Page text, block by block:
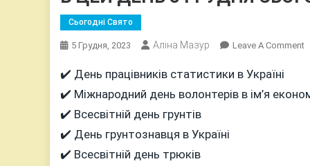
Сьогодні Свято
5 Грудня, 2023 Аліна Мазур Leave A CommentOn
✔️ День працівників статистики в Україні
✔️ Міжнародний день волонтерів в ім’я
✔️ Всесвітній день грунтів
✔️ День грунтознавця в Україні
✔️ Всесвітній день трюків